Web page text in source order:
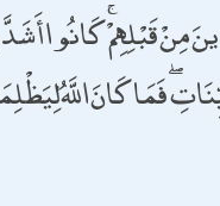
مِنْ قَبْلِهِمْ ۚ كَانُوا
فَمَا كَانَ اللَّهُ